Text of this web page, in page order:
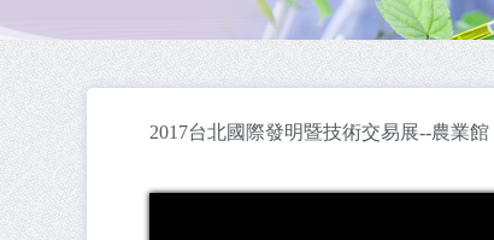
2017台北國際發明暨技術交易展--農業館